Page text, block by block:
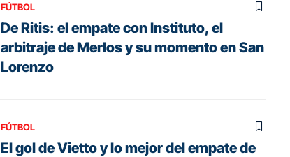
FÚTBOL
De Ritis: el empate con Instituto, el
arbitraje de Merlos y su momento en San
Lorenzo
FÚTBOL
El gol de Vietto y lo mejor del empate de